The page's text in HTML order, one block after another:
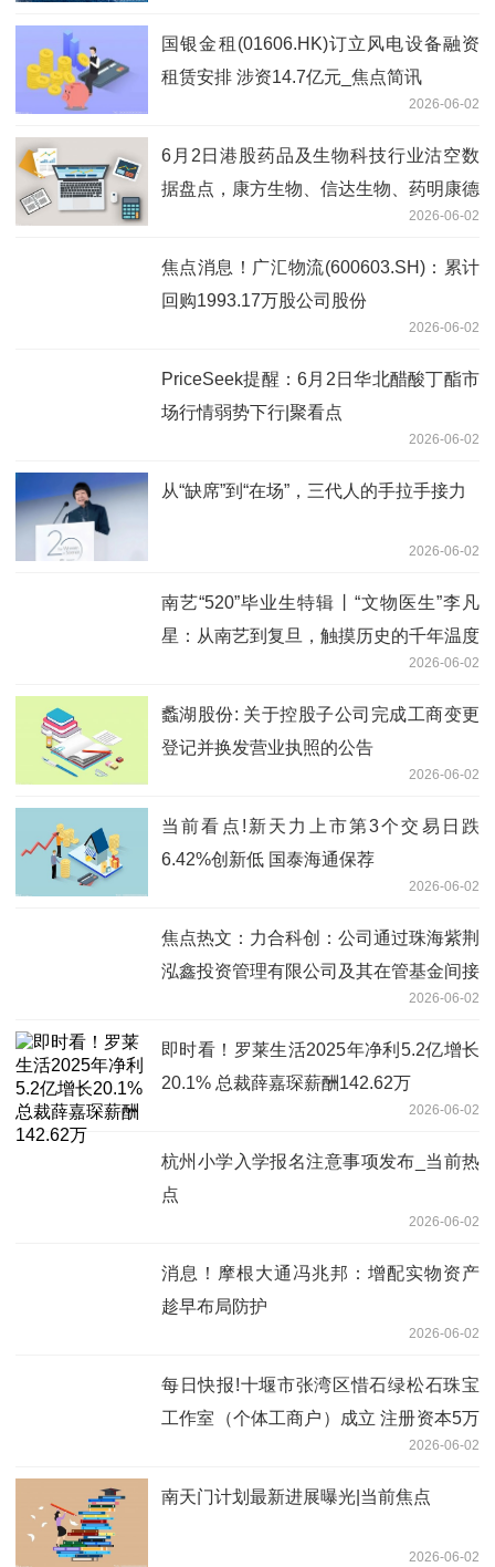
国银金租(01606.HK)订立风电设备融资
租赁安排 涉资14.7亿元_焦点简讯
2026-06-02
6月2日港股药品及生物科技行业沽空数
据盘点，康方生物、信达生物、药明康德
2026-06-02
焦点消息！广汇物流(600603.SH)：累计
回购1993.17万股公司股份
2026-06-02
PriceSeek提醒：6月2日华北醋酸丁酯市
场行情弱势下行|聚看点
2026-06-02
从“缺席”到“在场”，三代人的手拉手接力
2026-06-02
南艺“520”毕业生特辑丨“文物医生”李凡
星：从南艺到复旦，触摸历史的千年温度
2026-06-02
蠡湖股份: 关于控股子公司完成工商变更
登记并换发营业执照的公告
2026-06-02
当前看点!新天力上市第3个交易日跌
6.42%创新低 国泰海通保荐
2026-06-02
焦点热文：力合科创：公司通过珠海紫荆
泓鑫投资管理有限公司及其在管基金间接
2026-06-02
即时看！罗莱生活2025年净利5.2亿增长
20.1% 总裁薛嘉琛薪酬142.62万
2026-06-02
杭州小学入学报名注意事项发布_当前热
点
2026-06-02
消息！摩根大通冯兆邦：增配实物资产
趁早布局防护
2026-06-02
每日快报!十堰市张湾区惜石绿松石珠宝
工作室（个体工商户）成立 注册资本5万
2026-06-02
南天门计划最新进展曝光|当前焦点
2026-06-02